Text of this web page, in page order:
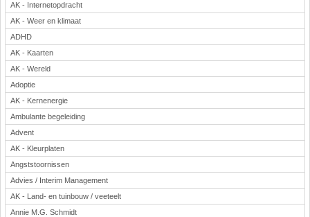
AK - Internetopdracht
AK - Weer en klimaat
ADHD
AK - Kaarten
AK - Wereld
Adoptie
AK - Kernenergie
Ambulante begeleiding
Advent
AK - Kleurplaten
Angststoornissen
Advies / Interim Management
AK - Land- en tuinbouw / veeteelt
Annie M.G. Schmidt